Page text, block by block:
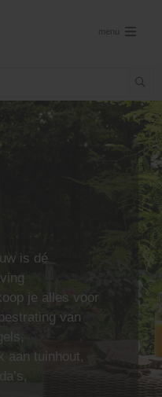
menu
is dé
je alles voor
van
aan tuinhout,